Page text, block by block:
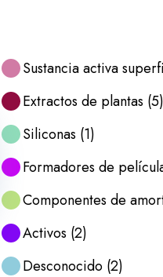
Sustancia activa
Extractos de plantas (5)
Siliconas (1)
Formadores de
Componentes de
Activos (2)
Desconocido(2)